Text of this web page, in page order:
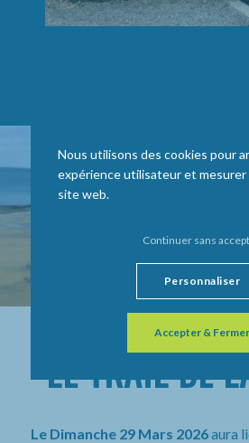
LE TRAIL DE
Le Dimanche 29 Mars 2026aura
Nous utilisons des cookies pour
expérience utilisateur et
site web.
Accepter & Fermer
Continuer sans
Personnaliser